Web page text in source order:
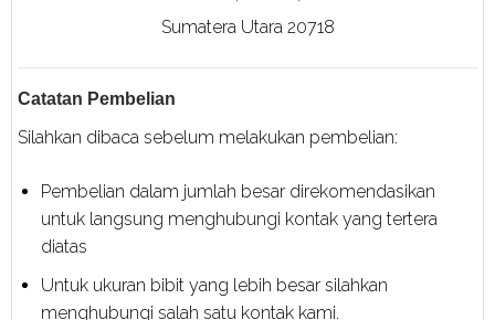
Sumatera Utara 20718
Catatan Pembelian
Silahkan dibaca sebelum melakukan pembelian:
Pembelian dalam jumlah besar direkomendasikan
untuk langsung menghubungi kontak yang tertera
diatas
Untuk ukuran bibit yang lebih besar silahkan
menghubungi salah satu kontak kami.